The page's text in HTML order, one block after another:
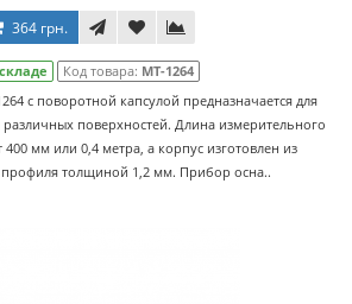
364 грн.
Код товара: MT-1264
с поворотной капсулой предназначается для
поверхностей. Длина измерительного
400 мм или 0,4 метра, а корпус изготовлен из
толщиной 1,2 мм. Прибор осна..